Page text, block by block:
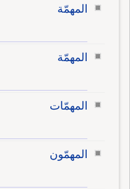
المهمّة
المهمّة
المهمّات
المهمّون